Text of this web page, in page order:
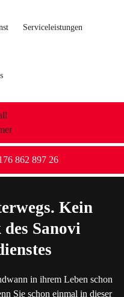
Serviceleistungen
862 897 26
Kein
Sanovi
in ihrem Leben schon
Sie schon einmal in dieser